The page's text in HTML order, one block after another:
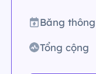
Băng thông
Tổng cộng